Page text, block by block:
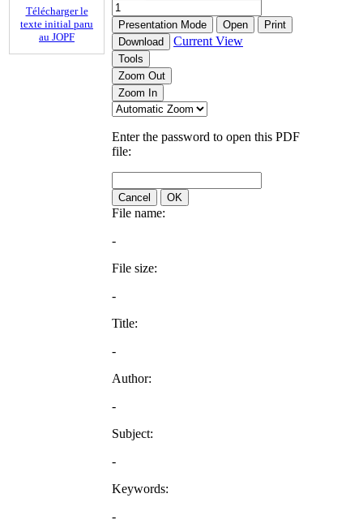
Télécharger le
texte initial paru
au JOPF
Presentation Mode Open
Print
Download
Current View
Tools
Zoom Out
Zoom In
Enter the password to open this PDF
file:
Cancel OK
File name:
-
File size:
-
Title:
-
Author:
-
Subject:
-
Keywords:
-